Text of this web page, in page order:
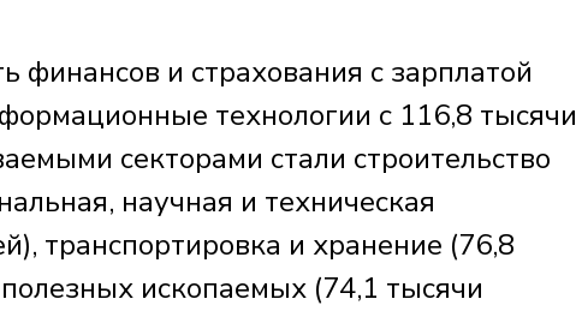
финансов и страхования с зарплатой
технологии с 116,8 тысячи
секторами стали строительство
научная и техническая
транспортировка и хранение (76,8
ископаемых (74,1 тысячи